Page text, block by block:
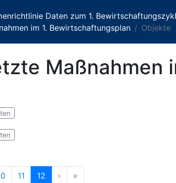
Daten zum 1.
im 1. Bewirtschaftungsplan
Objekte
Maßnahmen
11 12 › »